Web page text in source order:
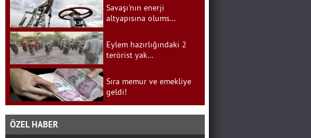
Savaşı'nın enerji
altyapısına olums…
Eylem hazırlığındaki 2
terörist yak…
Sıra memur ve emekliye
geldi!
ÖZEL HABER